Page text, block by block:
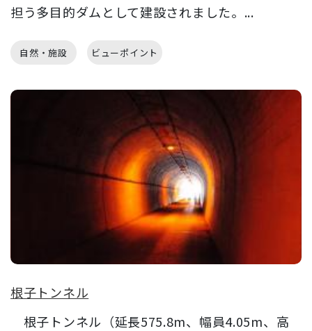
担う多目的ダムとして建設されました。...
自然・施設 ビューポイント
根子トンネル
根子トンネル（延長575.8m、幅員4.05m、高